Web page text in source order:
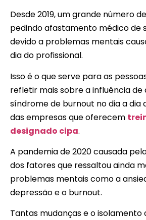
Desde 2019, um grande número
pedindo afastamento médico de
devido a problemas mentais
dia do profissional.
Isso é o que serve para as
refletir mais sobre a influência de
síndrome de burnout no dia a dia
das empresas que oferecem
designado cipa.
A pandemia de 2020 causada
dos fatores que ressaltou ainda
problemas mentais como a
depressão e o burnout.
Tantas mudanças e o isolamento